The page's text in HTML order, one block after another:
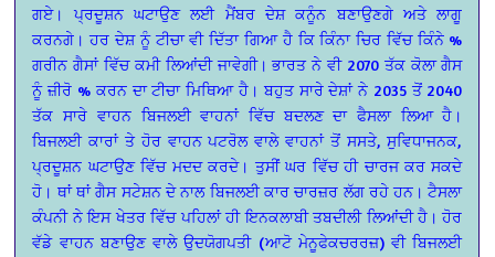
ਗਏ। ਪ੍ਰਦੂਸ਼ਨ ਘਟਾਉਣ ਲਈ ਮੈਂਬਰ ਦੇਸ਼ ਕਨੂੰਨ ਬਣਾਉਣਗੇ ਅਤੇ ਲਾਗੂ
ਕਰਨਗੇ। ਹਰ ਦੇਸ਼ ਨੂੰ ਟੀਚਾ ਵੀ ਦਿੱਤਾ ਗਿਆ ਹੈ ਕਿ ਕਿੰਨਾ ਚਿਰ ਵਿੱਚ ਕਿੰਨੇ %
ਗਰੀਨ ਗੈਸਾਂ ਵਿੱਚ ਕਮੀ ਲਿਆਂਦੀ ਜਾਵੇਗੀ। ਭਾਰਤ ਨੇ ਵੀ 2070 ਤੱਕ ਕੋਲਾ ਗੈਸ
ਨੂੰ ਜ਼ੀਰੋ % ਕਰਨ ਦਾ ਟੀਚਾ ਮਿਥਿਆ ਹੈ। ਬਹੁਤ ਸਾਰੇ ਦੇਸ਼ਾਂ ਨੇ 2035 ਤੋਂ 2040
ਤੱਕ ਸਾਰੇ ਵਾਹਨ ਬਿਜਲਈ ਵਾਹਨਾਂ ਵਿੱਚ ਬਦਲਣ ਦਾ ਫੈਸਲਾ ਲਿਆ ਹੈ।
ਬਿਜਲਈ ਕਾਰਾਂ ਤੇ ਹੋਰ ਵਾਹਨ ਪਟਰੋਲ ਵਾਲੇ ਵਾਹਨਾਂ ਤੋਂ ਸਸਤੇ, ਸੁਵਿਧਾਜਨਕ,
ਪ੍ਰਦੂਸ਼ਨ ਘਟਾਉਣ ਵਿੱਚ ਮਦਦ ਕਰਦੇ। ਤੁਸੀਂ ਘਰ ਵਿੱਚ ਹੀ ਚਾਰਜ ਕਰ ਸਕਦੇ
ਹੋ। ਥਾਂ ਥਾਂ ਗੈਸ ਸਟੇਸ਼ਨ ਦੇ ਨਾਲ ਬਿਜਲਈ ਕਾਰ ਚਾਰਜ਼ਰ ਲੱਗ ਰਹੇ ਹਨ। ਟੈਸਲਾ
ਕੰਪਨੀ ਨੇ ਇਸ ਖੇਤਰ ਵਿੱਚ ਪਹਿਲਾਂ ਹੀ ਇਨਕਲਾਬੀ ਤਬਦੀਲੀ ਲਿਆਂਦੀ ਹੈ। ਹੋਰ
ਵੱਡੇ ਵਾਹਨ ਬਣਾਉਣ ਵਾਲੇ ਉਦਯੋਗਪਤੀ (ਆਟੋ ਮੇਨੂਫੇਕਚਰਰਜ਼) ਵੀ ਬਿਜਲਈ